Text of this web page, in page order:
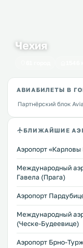
Чехия
АВИАБИЛЕТЫ В
Партнёрский блок
БЛИЖАЙШИЕ
Аэропорт
Международный
Гавела (Прага)
Аэропорт
Международный
(Ческе-Будеевице)
Аэропорт Брно-